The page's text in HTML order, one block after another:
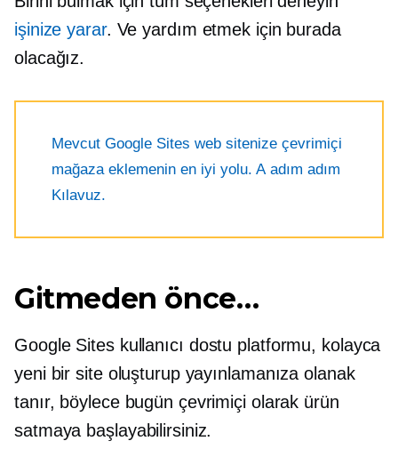
işinize yarar. Ve yardım etmek için burada
olacağız.
Mevcut Google Sites web sitenize çevrimiçi
mağaza eklemenin en iyi yolu. A adım adım
Kılavuz.
Gitmeden önce…
Google Sites kullanıcı dostu platformu, kolayca
yeni bir site oluşturup yayınlamanıza olanak
tanır, böylece bugün çevrimiçi olarak ürün
satmaya başlayabilirsiniz.